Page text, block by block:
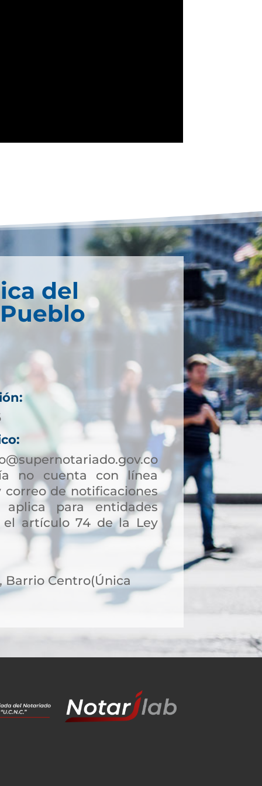
del
no cuenta con línea
de notificaciones
aplica para entidades
el artículo 74 de la Ley
Barrio Centro(Única